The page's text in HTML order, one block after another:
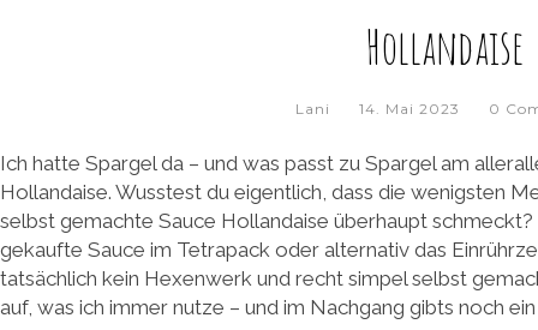
Hollandaise
Lani 14. Mai 2023 0
Ich hatte Spargel da – und was passt zu Spargel am
Hollandaise. Wusstest du eigentlich, dass die wenigsten
selbst gemachte Sauce Hollandaise überhaupt
gekaufte Sauce im Tetrapack oder alternativ das
tatsächlich kein Hexenwerk und recht simpel selbst
auf, was ich immer nutze – und im Nachgang gibts noch ein